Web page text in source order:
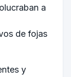
a
de fojas
y